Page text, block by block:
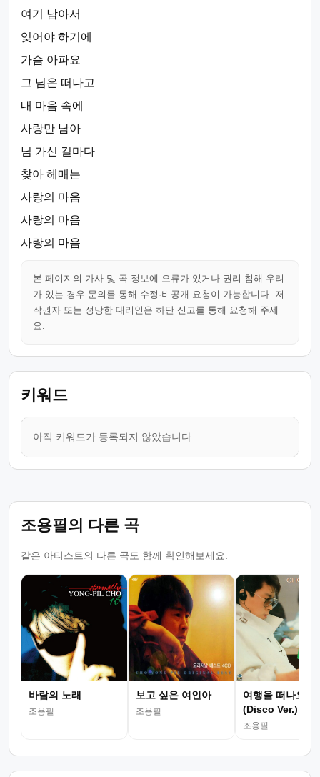
여기 남아서
잊어야 하기에
가슴 아파요
그 님은 떠나고
내 마음 속에
사랑만 남아
님 가신 길마다
찾아 헤매는
사랑의 마음
사랑의 마음
사랑의 마음
본 페이지의 가사 및 곡 정보에 오류가 있거나 권리 침해 우려
가 있는 경우 문의를 통해 수정·비공개 요청이 가능합니다. 저
작권자 또는 정당한 대리인은 하단 신고를 통해 요청해 주세
요.
키워드
아직 키워드가 등록되지 않았습니다.
조용필의 다른 곡
같은 아티스트의 다른 곡도 함께 확인해보세요.
바람의 노래
조용필
보고 싶은 여인아
조용필
여행을 떠나요
(Disco Ver.)
조용필